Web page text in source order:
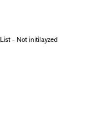
List - Not initilayzed